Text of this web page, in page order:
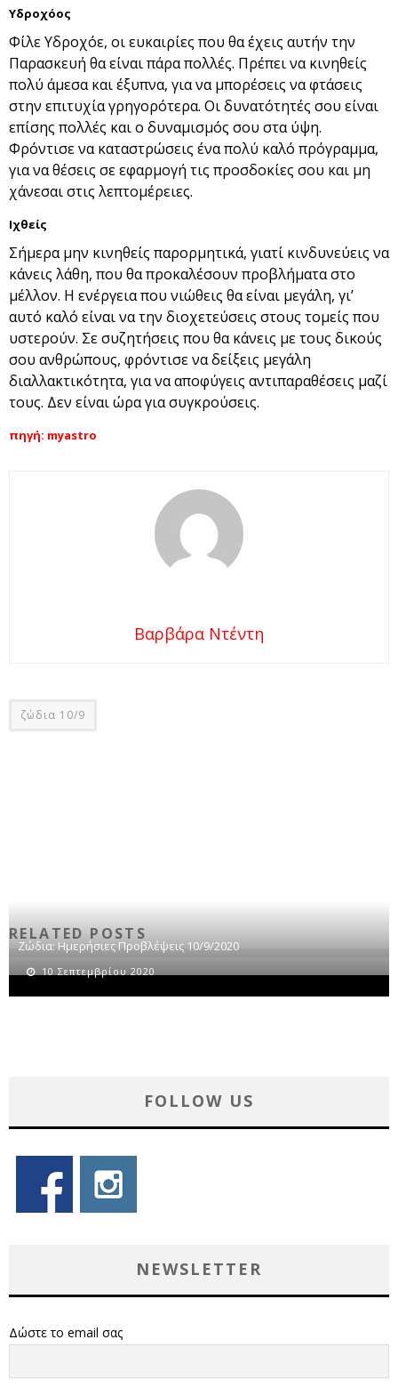
Υδροχόος
Φίλε Υδροχόε, οι ευκαιρίες που θα έχεις αυτήν την
Παρασκευή θα είναι πάρα πολλές. Πρέπει να κινηθείς
πολύ άμεσα και έξυπνα, για να μπορέσεις να φτάσεις
στην επιτυχία γρηγορότερα. Οι δυνατότητές σου είναι
επίσης πολλές και ο δυναμισμός σου στα ύψη.
Φρόντισε να καταστρώσεις ένα πολύ καλό πρόγραμμα,
για να θέσεις σε εφαρμογή τις προσδοκίες σου και μη
χάνεσαι στις λεπτομέρειες.
Ιχθείς
Σήμερα μην κινηθείς παρορμητικά, γιατί κινδυνεύεις να
κάνεις λάθη, που θα προκαλέσουν προβλήματα στο
μέλλον. Η ενέργεια που νιώθεις θα είναι μεγάλη, γι’
αυτό καλό είναι να την διοχετεύσεις στους τομείς που
υστερούν. Σε συζητήσεις που θα κάνεις με τους δικούς
σου ανθρώπους, φρόντισε να δείξεις μεγάλη
διαλλακτικότητα, για να αποφύγεις αντιπαραθέσεις μαζί
τους. Δεν είναι ώρα για συγκρούσεις.
πηγή: myastro
Βαρβάρα Ντέντη
ζώδια 10/9
RELATED POSTS
Ζώδια: Ημερήσιες Προβλέψεις 10/9/2020
10 Σεπτεμβρίου 2020
FOLLOW US
NEWSLETTER
Δώστε το email σας